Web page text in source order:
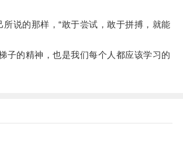
说的那样，“敢于尝试，敢于拼搏，就能
的精神，也是我们每个人都应该学习的